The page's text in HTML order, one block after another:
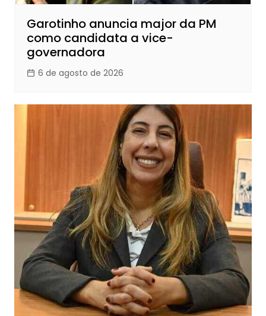
Garotinho anuncia major da PM
como candidata a vice-
governadora
6 de agosto de 2026